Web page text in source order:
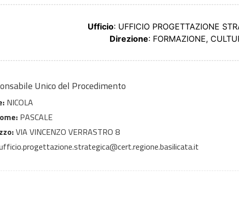
Ufficio: UFFICIO PROGETTAZIONE
Direzione: FORMAZIONE,
Unico del Procedimento
NICOLA
PASCALE
VIA VINCENZO VERRASTRO 8